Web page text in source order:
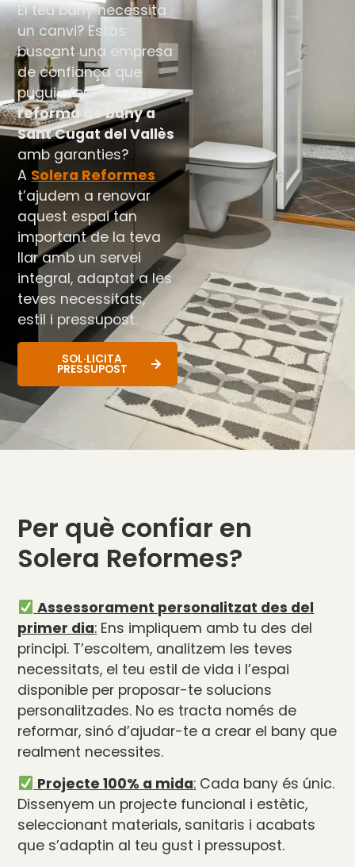
El teu bany necessita
un canvi? Estàs
buscant una empresa
de confiança que
pugui oferir-te una
reforma de bany a
Sant Cugat del Vallès
amb garanties?
A Solera Reformes
t’ajudem a renovar
aquest espai tan
important de la teva
llar amb un servei
integral, adaptat a les
teves necessitats,
estil i pressupost.
SOL·LICITA
PRESSUPOST
Per què confiar en
Solera Reformes?
Assessorament personalitzat des del
primer dia: Ens impliquem amb tu des del
principi. T’escoltem, analitzem les teves
necessitats, el teu estil de vida i l’espai
disponible per proposar-te solucions
personalitzades. No es tracta només de
reformar, sinó d’ajudar-te a crear el bany que
realment necessites.
Projecte 100% a mida: Cada bany és únic.
Dissenyem un projecte funcional i estètic,
seleccionant materials, sanitaris i acabats
que s’adaptin al teu gust i pressupost.